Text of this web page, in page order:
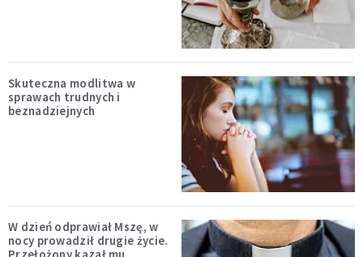
Skuteczna modlitwa w
sprawach trudnych i
beznadziejnych
W dzień odprawiał Mszę, w
nocy prowadził drugie życie.